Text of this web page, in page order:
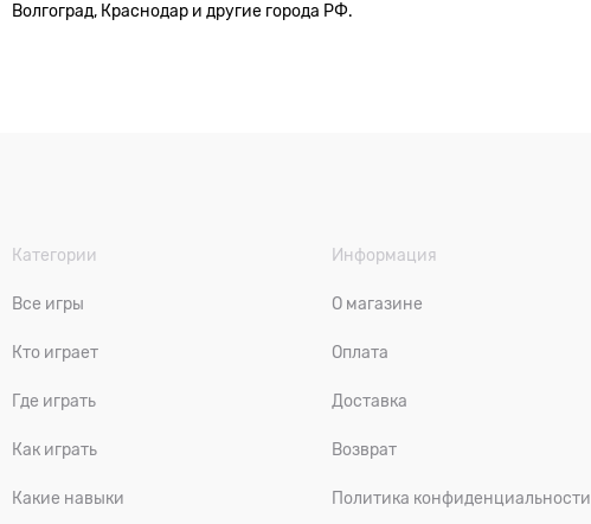
Волгоград, Краснодар и другие города РФ.
Категории
Все игры
Кто играет
Где играть
Как играть
Какие навыки
Информация
О магазине
Оплата
Доставка
Возврат
Политика конфиденциальности